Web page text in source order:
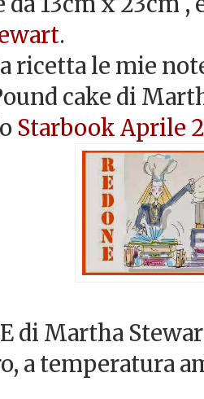
.
ricetta le mie
cake di
Starbook Aprile
di Martha
a temperatura